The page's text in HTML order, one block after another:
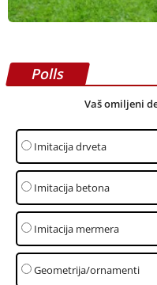
Polls
Vaš omiljeni
Imitacija drveta
Imitacija betona
Imitacija mermera
Geometrija/ornamenti